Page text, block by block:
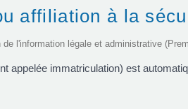
affiliation à la
l'information légale et administrative
appelée immatriculation) est